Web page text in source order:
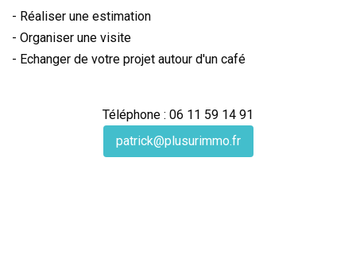
- Réaliser une estimation
- Organiser une visite
- Echanger de votre projet autour d'un café
Téléphone : 06 11 59 14 91
patrick@plusurimmo.fr